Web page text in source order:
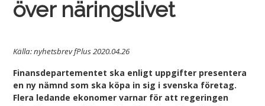
över näringslivet
Källa: nyhetsbrev fPlus 2020.04.26
Finansdepartementet ska enligt uppgifter presentera
en ny nämnd som ska köpa in sig i svenska företag.
Flera ledande ekonomer varnar för att regeringen